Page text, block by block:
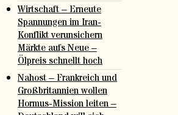
Wirtschaft – Erneute
Spannungen im Iran-
Konflikt verunsichern
Märkte aufs Neue –
Ölpreis schnellt hoch
Nahost – Frankreich und
Großbritannien wollen
Hormus-Mission leiten –